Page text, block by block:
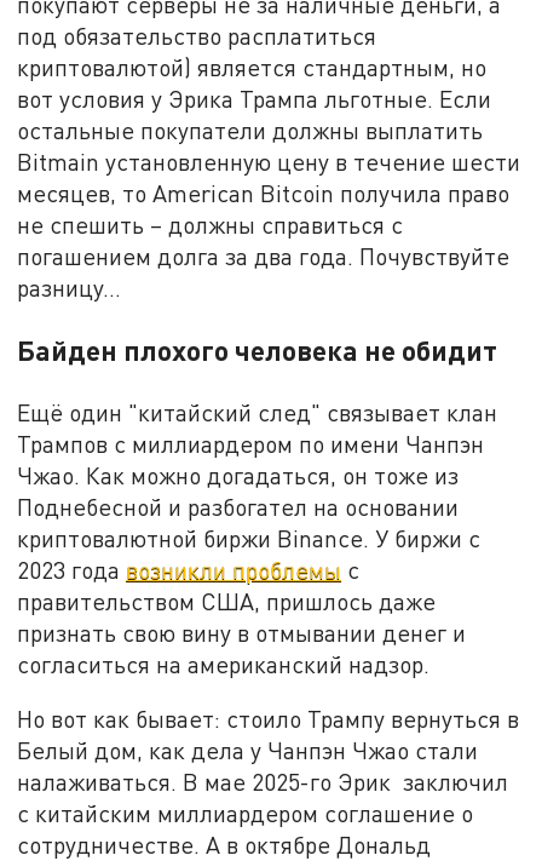
под обязательство расплатиться
криптовалютой) является стандартным, но
вот условия у Эрика Трампа льготные. Если
остальные покупатели должны выплатить
Bitmain установленную цену в течение шести
месяцев, то American Bitcoin получила право
не спешить – должны справиться с
погашением долга за два года. Почувствуйте
разницу…
Байден плохого человека не обидит
Ещё один "китайский след" связывает клан
Трампов с миллиардером по имени Чанпэн
Чжао. Как можно догадаться, он тоже из
Поднебесной и разбогател на основании
криптовалютной биржи Binance. У биржи с
2023 года возникли проблемы с
правительством США, пришлось даже
признать свою вину в отмывании денег и
согласиться на американский надзор.
Но вот как бывает: стоило Трампу вернуться в
Белый дом, как дела у Чанпэн Чжао стали
налаживаться. В мае 2025-го Эрик заключил
с китайским миллиардером соглашение о
сотрудничестве. А в октябре Дональд